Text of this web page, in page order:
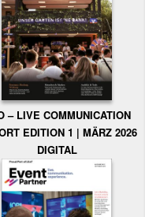
– LIVE COMMUNICATION
EDITION 1 | MÄRZ 2026
DIGITAL